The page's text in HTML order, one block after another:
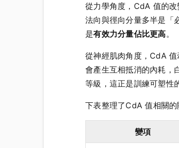
從力學角度，CdA 值的
法向與徑向分量多半是「
是有效力分量佔比更高。
從神經肌肉角度，CdA
會產生互相抵消的內耗，
等級，這正是訓練可塑性
下表整理了CdA 值相關的
變項